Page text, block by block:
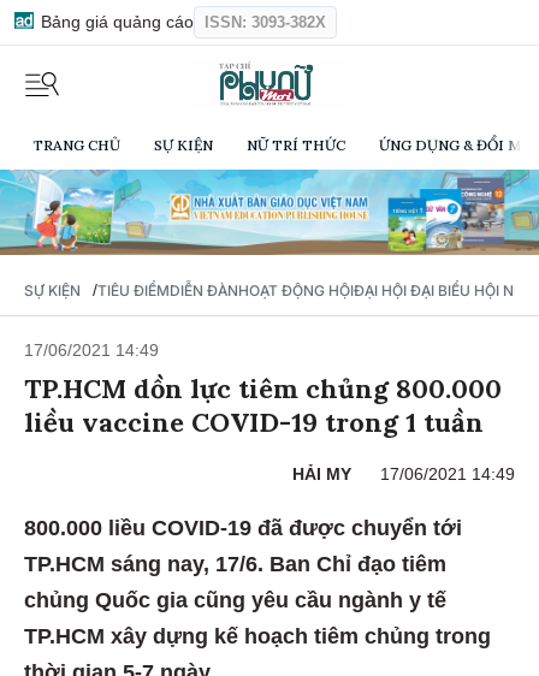
Bảng giá quảng cáo ISSN: 3093-382X
TRANG CHỦ SỰ KIỆN NỮ TRÍ THỨC ỨNG DỤNG & ĐỔI
SỰ KIỆN / TIÊU ĐIỂMDIỄN ĐÀNHOẠT ĐỘNG HỘIĐẠI HỘI ĐẠI BIỂU HỘI NỮ
17/06/2021 14:49
TP.HCM dồn lực tiêm chủng 800.000
liều vaccine COVID-19 trong 1 tuần
HẢI MY 17/06/2021 14:49
800.000 liều COVID-19 đã được chuyển tới
TP.HCM sáng nay, 17/6. Ban Chỉ đạo tiêm
chủng Quốc gia cũng yêu cầu ngành y tế
TP.HCM xây dựng kế hoạch tiêm chủng trong